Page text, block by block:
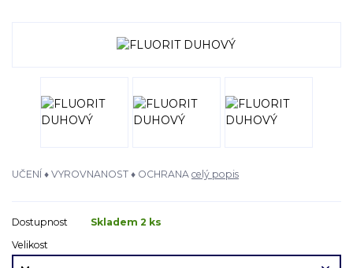
UČENÍ ♦ VYROVNANOST ♦ OCHRANA celý popis
Dostupnost
Skladem 2 ks
Velikost